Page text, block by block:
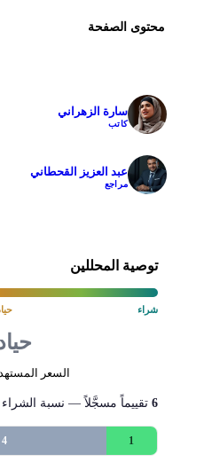
محتوى الصفحة
سارة الزهراني
كاتب
عبد العزيز القحطاني
مراجع
توصية المحللين
شراء
السعر
6تقييماً مسجَّلاً — نسبة
1
4